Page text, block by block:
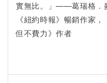
實無比。」——葛瑞格．
《紐約時報》暢銷作家
但不費力》作者